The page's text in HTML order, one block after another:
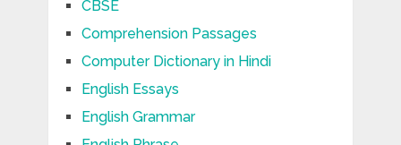
CBSE
Comprehension Passages
Computer Dictionary in Hindi
English Essays
English Grammar